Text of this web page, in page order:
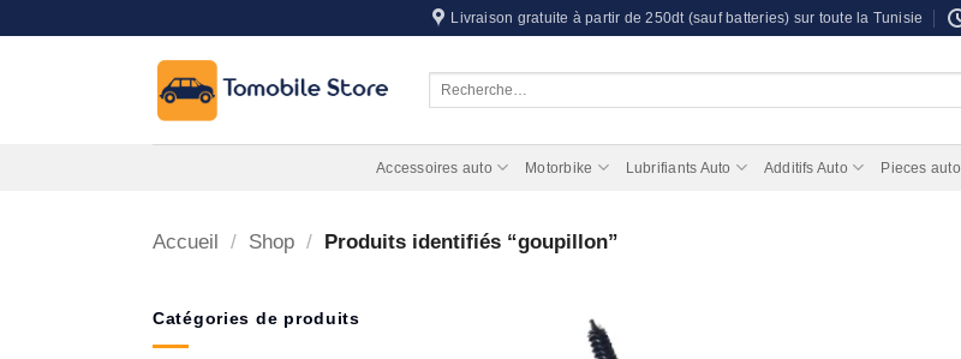
au
Livraison gratuite à partir de 250dt (sauf batteries) sur toute la Tunisie
Accessoires auto Motorbike Lubrifiants Auto Additifs Auto Pieces auto
Accueil / Shop / Produits identifiés “goupillon”
Catégories de produits